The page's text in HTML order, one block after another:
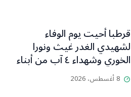
قرطبا أحيت يوم الوفاء
لشهيدي الغدر غيث ونورا
الخوري وشهداء ٤ آب من أبناء
البلدة.. كارين الخوري افرام: لقد
كان بيتنا، بوجود والدي، ينبض
8 أغسطس، 2026